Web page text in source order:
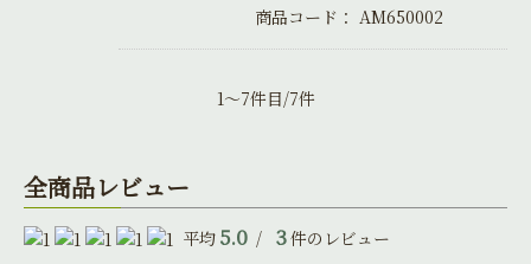
商品コード： AM650002
1～7件目/7件
全商品レビュー
平均 5.0 / 3件のレビュー